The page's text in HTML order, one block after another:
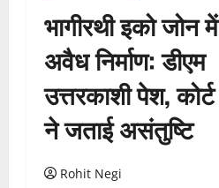
भागीरथी इको जोन में
अवैध निर्माण: डीएम
उत्तरकाशी पेश, कोर्ट
ने जताई असंतुष्टि
Rohit Negi